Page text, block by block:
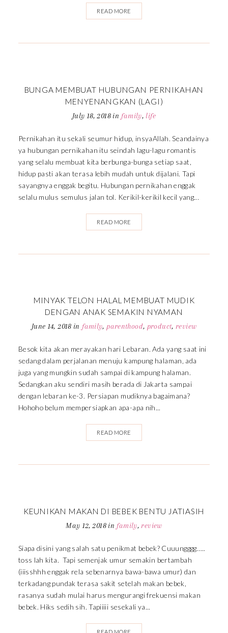
READ MORE
BUNGA MEMBUAT HUBUNGAN PERNIKAHAN
MENYENANGKAN (LAGI)
July 18, 2018 in family, life
Pernikahan itu sekali seumur hidup, insyaAllah. Seandainya
ya hubungan pernikahan itu seindah lagu-lagu romantis
yang selalu membuat kita berbunga-bunga setiap saat,
hidup pasti akan terasa lebih mudah untuk dijalani. Tapi
sayangnya enggak begitu. Hubungan pernikahan enggak
selalu mulus semulus jalan tol. Kerikil-kerikil kecil yang...
READ MORE
MINYAK TELON HALAL MEMBUAT MUDIK
DENGAN ANAK SEMAKIN NYAMAN
June 14, 2018 in family, parenthood, product, review
Besok kita akan merayakan hari Lebaran. Ada yang saat ini
sedang dalam perjalanan menuju kampung halaman, ada
juga yang mungkin sudah sampai di kampung halaman.
Sedangkan aku sendiri masih berada di Jakarta sampai
dengan lebaran ke-3. Persiapan mudiknya bagaimana?
Hohoho belum mempersiapkan apa-apa nih...
READ MORE
KEUNIKAN MAKAN DI BEBEK BENTU JATIASIH
May 12, 2018 in family, review
Siapa disini yang salah satu penikmat bebek? Cuuungggg…..
toss lah kita. Tapi semenjak umur semakin bertambah
(iiisshhh enggak rela sebenarnya bawa-bawa umur) dan
terkadang pundak terasa sakit setelah makan bebek,
rasanya sudah mulai harus mengurangi frekuensi makan
bebek. Hiks sedih sih. Tapiiiii sesekali ya...
READ MORE